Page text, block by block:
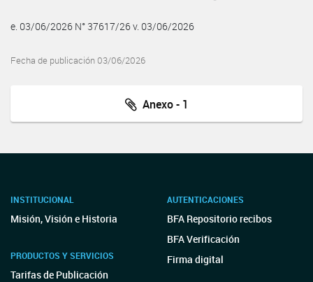
e. 03/06/2026 N° 37617/26 v. 03/06/2026
Fecha de publicación 03/06/2026
Anexo - 1
INSTITUCIONAL
Misión, Visión e Historia
PRODUCTOS Y SERVICIOS
Tarifas de Publicación
AUTENTICACIONES
BFA Repositorio recibos
BFA Verificación
Firma digital